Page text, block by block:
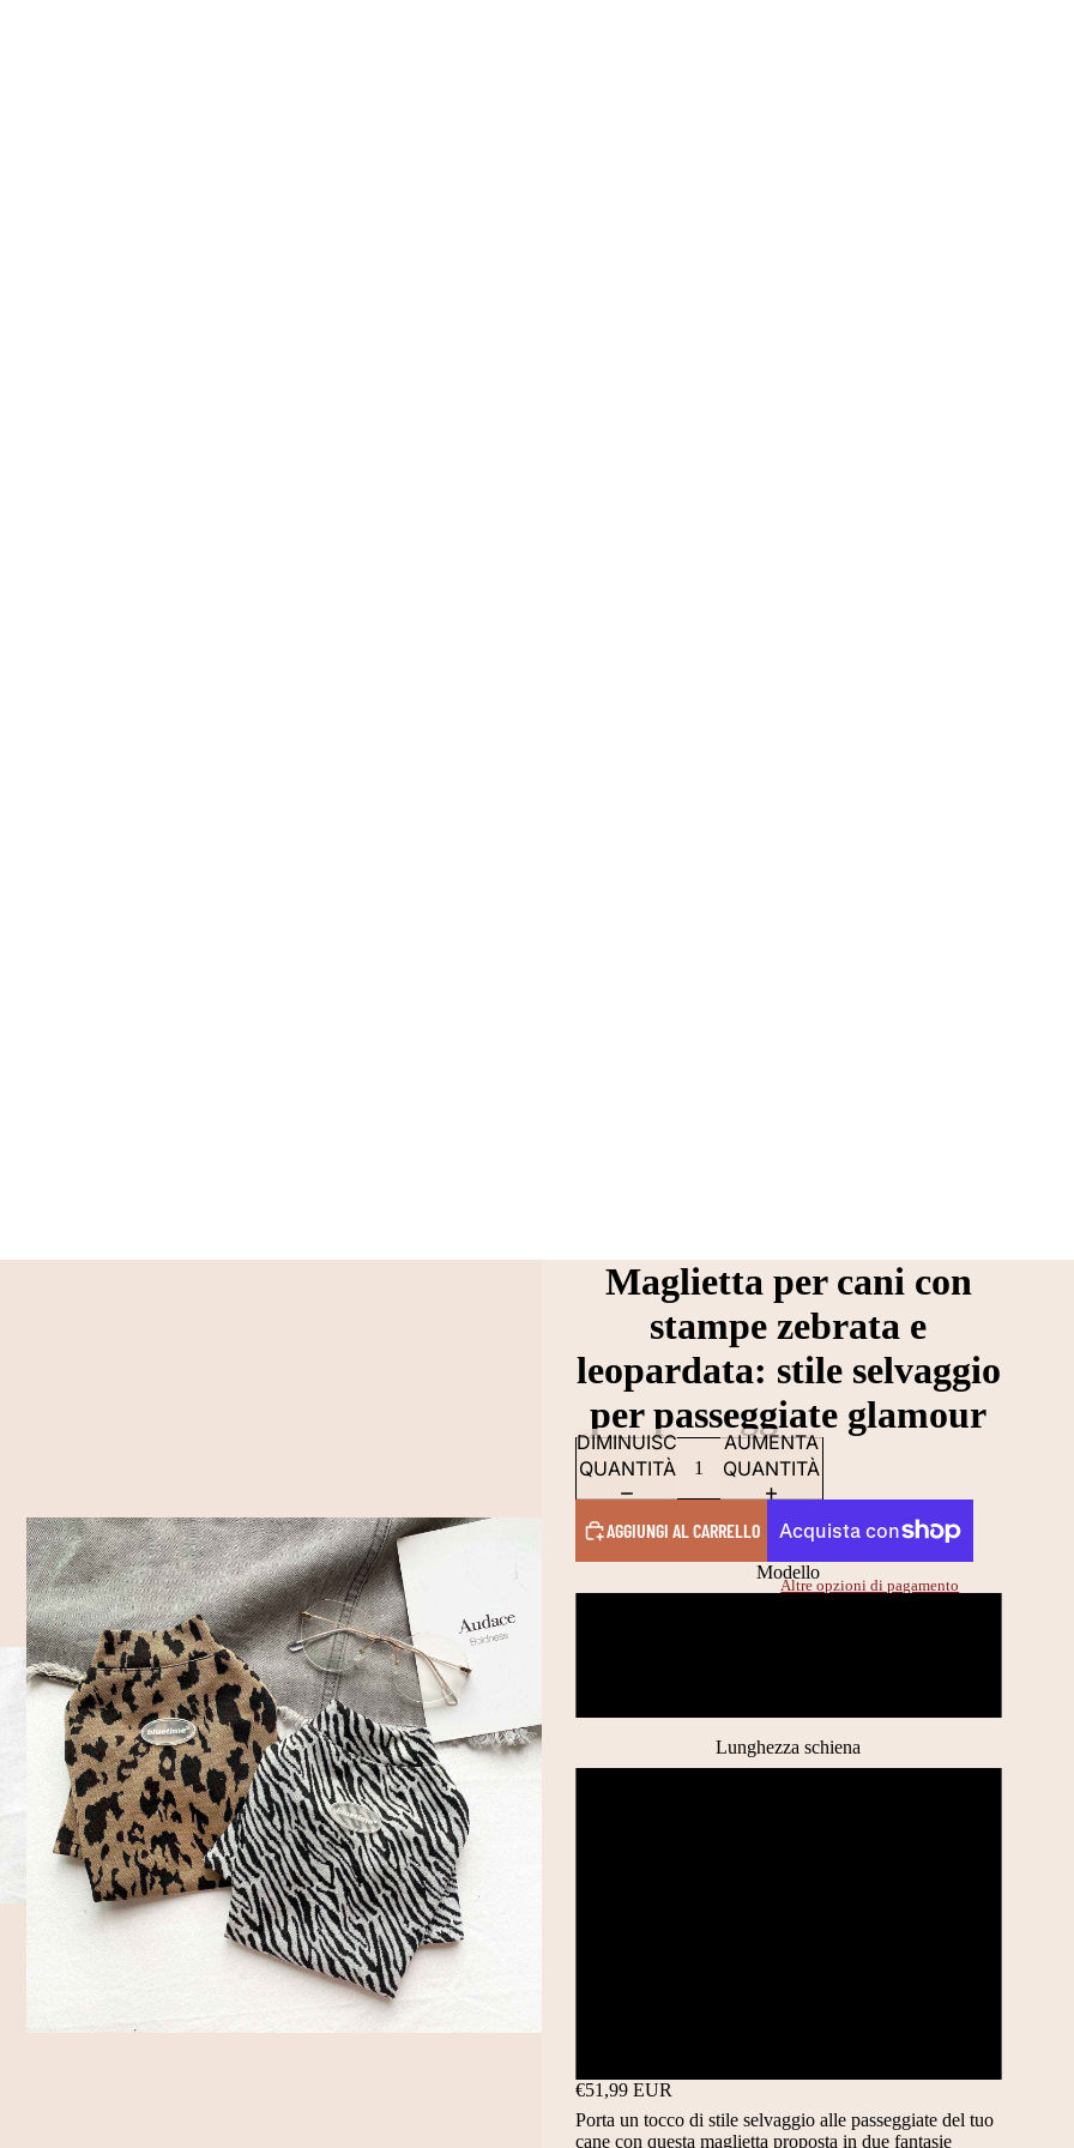
Maglietta per cani con
stampe zebrata e
leopardata: stile selvaggio
per passeggiate glamour
DIMINUISCI
QUANTITÀ
AUMENTA
QUANTITÀ
AGGIUNGI AL CARRELLO
Altre opzioni di pagamento
Modello
Lunghezza schiena
€51,99 EUR
Porta un tocco di stile selvaggio alle passeggiate del tuo
cane con questa maglietta proposta in due fantasie